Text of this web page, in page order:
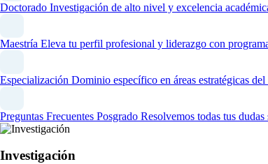
Doctorado Investigación de alto nivel y excelencia
Maestría Eleva tu perfil profesional y liderazgo con
Especialización Dominio específico en áreas estratégicas
Preguntas Frecuentes Posgrado Resolvemos todas tus
Investigación